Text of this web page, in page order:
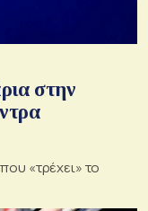
στην
«τρέχει» το